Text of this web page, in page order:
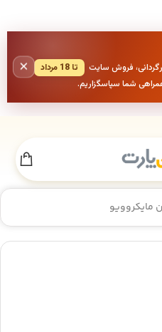
فروش سایت
تا 18 مرداد
شما سپاسگزاریم.
×
مایکروویو